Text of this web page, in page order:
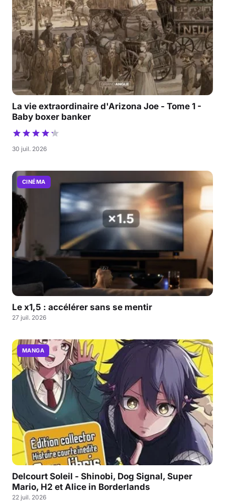
La vie extraordinaire d'Arizona Joe - Tome 1 -
Baby boxer banker
30 juil. 2026
CINÉMA
Le x1,5 : accélérer sans se mentir
27 juil. 2026
MANGA
Delcourt Soleil - Shinobi, Dog Signal, Super
Mario, H2 et Alice in Borderlands
22 juil. 2026